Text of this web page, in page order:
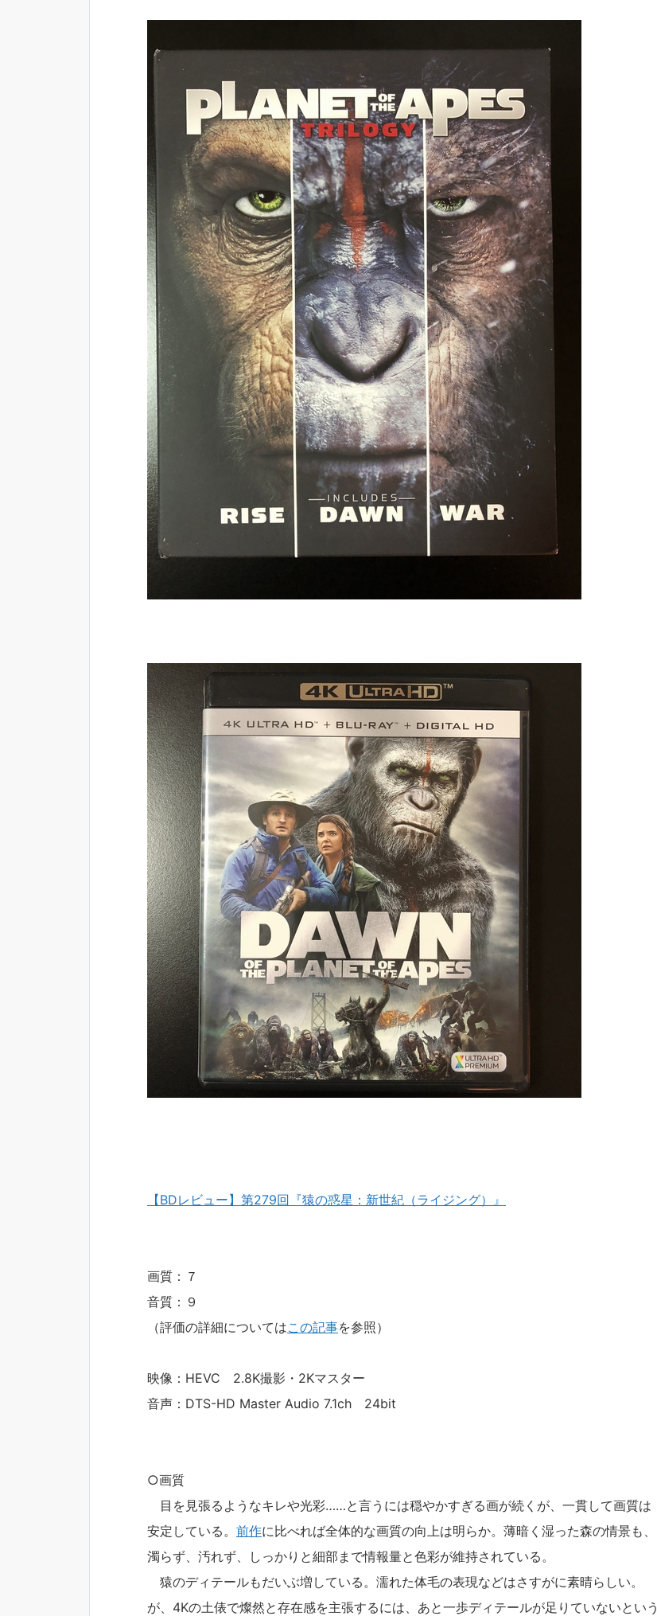
【BDレビュー】第279回『猿の惑星：新世紀（ライジング）』
画質：７
音質：９
（評価の詳細についてはこの記事を参照）
映像：HEVC 2.8K撮影・2Kマスター
音声：DTS-HD Master Audio 7.1ch 24bit
○画質
目を見張るようなキレや光彩……と言うには穏やかすぎる画が続くが、一貫して画質は
安定している。 前作に比べれば全体的な画質の向上は明らか。薄暗く湿った森の情景も、
濁らず、汚れず、しっかりと細部まで情報量と色彩が維持されている。
猿のディテールもだいぶ増している。濡れた体毛の表現などはさすがに素晴らしい。
が、4Kの土俵で燦然と存在感を主張するには、あと一歩ディテールが足りていないという